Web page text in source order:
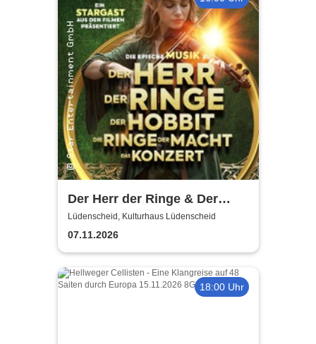
Der Herr der Ringe & Der
Hobbit
Lüdenscheid, Kulturhaus Lüdenscheid
07.11.2026
18:00 Uhr